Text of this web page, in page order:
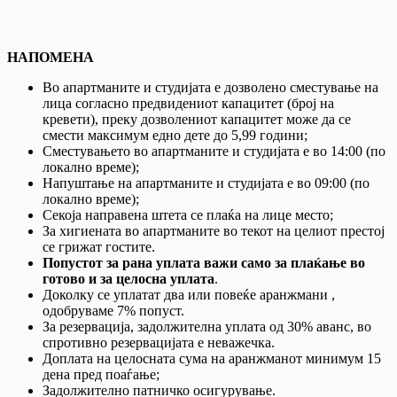
НАПОМЕНА
Во апартманите и студијата е дозволено сместување на
лица согласно предвидениот капацитет (број на
кревети), преку дозволениот капацитет може да се
смести максимум едно дете до 5,99 години;
Сместувањето во апартманите и студијата е во 14:00 (по
локално време);
Напуштање на апартманите и студијата е во 09:00 (по
локално време);
Секоја направена штета се плаќа на лице место;
За хигиената во апартманите во текот на целиот престој
се грижат гостите.
Попустот за рана уплата важи само за плаќање во
готово и за целосна уплата.
Доколку се уплатат два или повеќе аранжмани ,
одобруваме 7% попуст.
За резервација, задолжителна уплата од 30% аванс, во
спротивно резервацијата е неважечка.
Доплата на целосната сума на аранжманот минимум 15
дена пред поаѓање;
Задолжително патничко осигурување.